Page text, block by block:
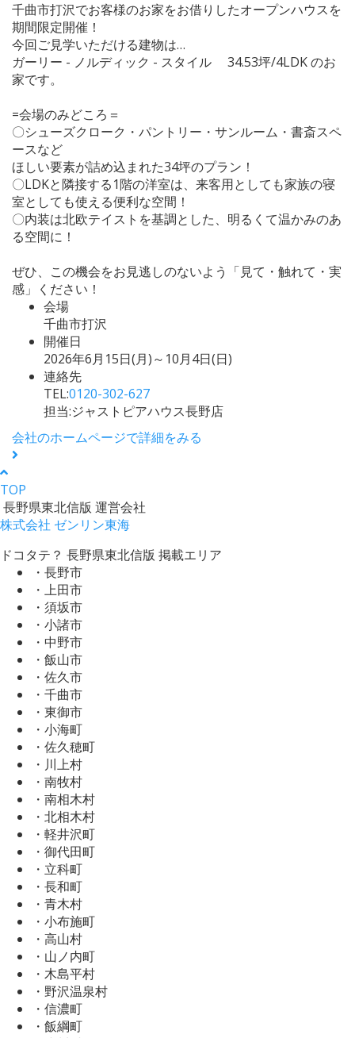
千曲市打沢でお客様のお家をお借りしたオープンハウスを
期間限定開催！
今回ご見学いただける建物は…
ガーリー - ノルディック - スタイル 34.53坪/4LDK のお
家です。
=会場のみどころ＝
〇シューズクローク・パントリー・サンルーム・書斎スペ
ースなど
ほしい要素が詰め込まれた34坪のプラン！
〇LDKと隣接する1階の洋室は、来客用としても家族の寝
室としても使える便利な空間！
〇内装は北欧テイストを基調とした、明るくて温かみのあ
る空間に！
ぜひ、この機会をお見逃しのないよう「見て・触れて・実
感」ください！
会場
千曲市打沢
開催日
2026年6月15日(月)～10月4日(日)
連絡先
TEL:0120-302-627
担当:ジャストピアハウス長野店
会社のホームページで詳細をみる
TOP
長野県東北信版 運営会社
株式会社 ゼンリン東海
ドコタテ？ 長野県東北信版 掲載エリア
・長野市
・上田市
・須坂市
・小諸市
・中野市
・飯山市
・佐久市
・千曲市
・東御市
・小海町
・佐久穂町
・川上村
・南牧村
・南相木村
・北相木村
・軽井沢町
・御代田町
・立科町
・長和町
・青木村
・小布施町
・高山村
・山ノ内町
・木島平村
・野沢温泉村
・信濃町
・飯綱町